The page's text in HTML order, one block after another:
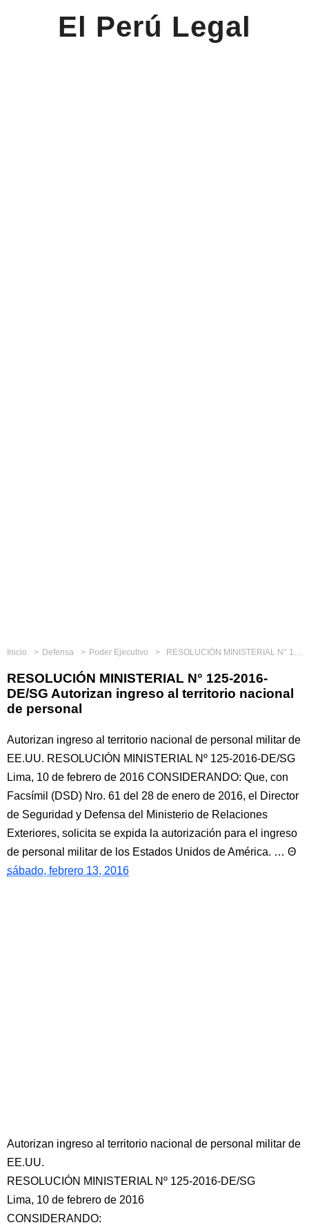
El Perú Legal
Inicio Defensa Poder Ejecutivo RESOLUCIÓN MINISTERIAL N° 125-2016-DE/SG Autorizan ingreso al territorio nacional de personal
RESOLUCIÓN MINISTERIAL N° 125-2016-
DE/SG Autorizan ingreso al territorio nacional
de personal
Autorizan ingreso al territorio nacional de personal militar de
EE.UU. RESOLUCIÓN MINISTERIAL Nº 125-2016-DE/SG
Lima, 10 de febrero de 2016 CONSIDERANDO: Que, con
Facsímil (DSD) Nro. 61 del 28 de enero de 2016, el Director
de Seguridad y Defensa del Ministerio de Relaciones
Exteriores, solicita se expida la autorización para el ingreso
de personal militar de los Estados Unidos de América. …
sábado, febrero 13, 2016
Autorizan ingreso al territorio nacional de personal militar de
EE.UU.
RESOLUCIÓN MINISTERIAL Nº 125-2016-DE/SG
Lima, 10 de febrero de 2016
CONSIDERANDO: